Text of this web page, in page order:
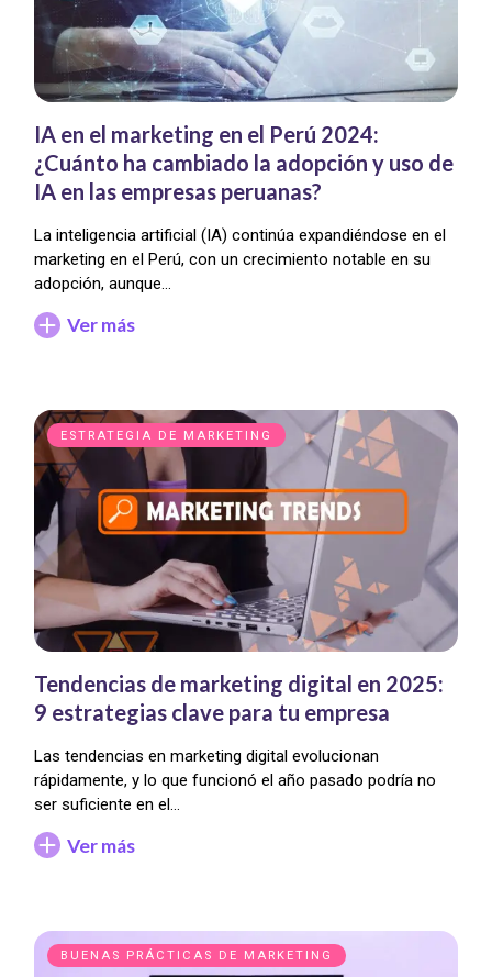
IA en el marketing en el Perú 2024:
¿Cuánto ha cambiado la adopción y uso de
IA en las empresas peruanas?
La inteligencia artificial (IA) continúa expandiéndose en el
marketing en el Perú, con un crecimiento notable en su
adopción, aunque…
Ver más
ESTRATEGIA DE MARKETING
Tendencias de marketing digital en 2025:
9 estrategias clave para tu empresa
Las tendencias en marketing digital evolucionan
rápidamente, y lo que funcionó el año pasado podría no
ser suficiente en el…
Ver más
BUENAS PRÁCTICAS DE MARKETING